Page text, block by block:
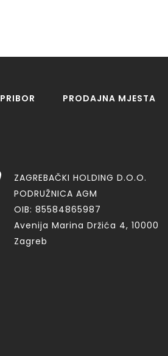
PRODAJNA MJESTA
ZAGREBAČKI HOLDING D.O.O.
PODRUŽNICA AGM
OIB: 85584865987
Avenija Marina Držića 4, 10000
Zagreb